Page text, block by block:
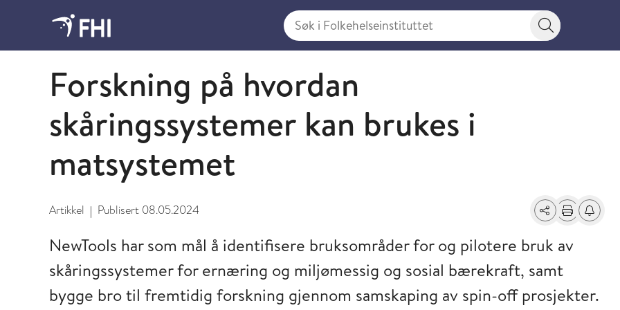
Søk i Folkehelseinstituttet
Søkeknapp
NewTools
Forskning på hvordan
skåringssystemer kan brukes i
matsystemet
Artikkel | Publisert 08.05.2024 Del Skriv ut
Få
NewTools har som mål å identifisere bruksområder for og pilotere bruk av
skåringssystemer for ernæring og miljømessig og sosial bærekraft, samt
bygge bro til fremtidig forskning gjennom samskaping av spin-off prosjekter.